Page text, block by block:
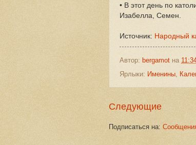
• В этот день по
Изабелла, Семен.
Источник: Народный
Автор: bergamot на
Ярлыки: Именины
Следующие
Подписаться на: